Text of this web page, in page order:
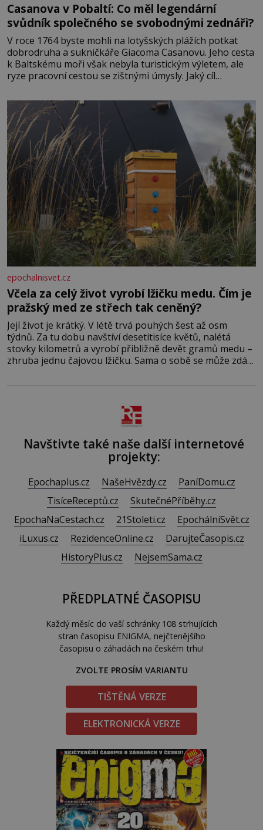
Casanova v Pobaltí: Co měl legendární
svůdník společného se svobodnými zednáři?
V roce 1764 byste mohli na lotyšských plážích potkat
dobrodruha a sukničkáře Giacoma Casanovu. Jeho cesta
k Baltskému moři však nebyla turistickým výletem, ale
ryze pracovní cestou se zištnými úmysly. Jaký cíl
lotyšské Rigy? Casanova v Pobaltí kontaktoval tamní
zednářské lóže. Nebyl v této oblasti žádným nováčkem,
protože do zednářské
epochalnisvet.cz
Včela za celý život vyrobí lžičku medu. Čím je
pražský med ze střech tak ceněný?
Její život je krátký. V létě trvá pouhých šest až osm
týdnů. Za tu dobu navštíví desetitisíce květů, nalétá
stovky kilometrů a vyrobí přibližně devět gramů medu –
zhruba jednu čajovou lžičku. Sama o sobě se může zdát
Navštivte také naše další internetové
projekty:
Epochaplus.cz NašeHvězdy.cz
PaníDomu.cz
TisíceReceptů.cz
SkutečnéPříběhy.cz
EpochaNaCestach.cz
21Stoleti.cz
EpochálníSvět.cz
iLuxus.cz
RezidenceOnline.cz
DarujteČasopis.cz
HistoryPlus.cz
NejsemSama.cz
PŘEDPLATNÉ ČASOPISU
Každý měsíc do vaší schránky 108 strhujících
stran časopisu ENIGMA, nejčtenějšího
časopisu o záhadách na českém trhu!
ZVOLTE PROSÍM VARIANTU
TIŠTĚNÁ VERZE
ELEKTRONICKÁ VERZE